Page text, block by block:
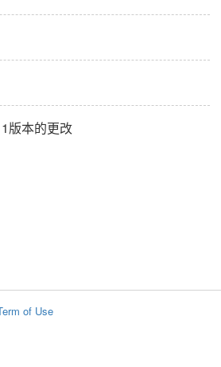
版本的更改
of Use